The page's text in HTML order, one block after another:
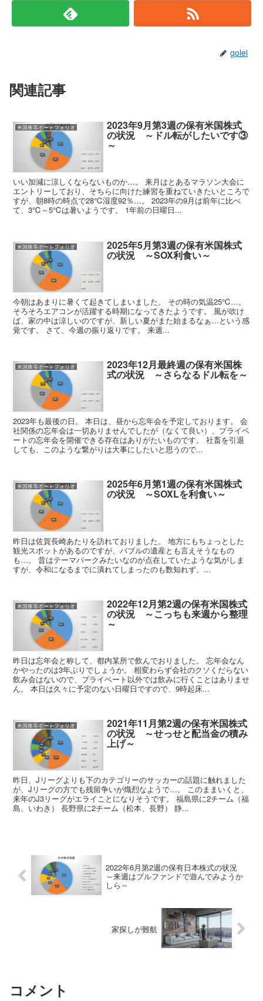
golei
関連記事
米国株等ポートフォリオ 2023年9月第3週の保有米国株式
の状況 ～ドル転がしたいです③
～
いい加減に涼しくならないものか…。 来月はとあるマラソン大会に
エントリーしており、そちらに向けた練習を重ねていきたいところで
すが、朝8時の時点で28℃湿度92％…。 2023年の9月は前年に比べ
て、3℃～5℃は暑いようです。 1年前の日曜日...
米国株等ポートフォリオ 2025年5月第3週の保有米国株式
の状況 ～SOX利食い～
今朝はあまりに暑くて起きてしまいました。 その時の気温25℃…。
そろそろエアコンが活躍する時期になってきたようです。 風が吹け
ば、家の中は涼しいのですが、新しい夏がまた始まるなぁ…という感
覚です。 さて、今週の振り返りです。 来週...
米国株等ポートフォリオ 2023年12月最終週の保有米国株
式の状況 ～さらなるドル転を～
2023年も最後の日。 本日は、昼から忘年会を予定しております。 会
社関係の忘年会は一切ありませんでしたが（なくて良い）、プライベ
ートの忘年会を開催できる存在はありがたいものです。 社畜を引退
しても、このような繋がりは大事にしたいと思うので...
米国株等ポートフォリオ 2025年6月第1週の保有米国株式
の状況 ～SOXLを利食い～
昨日は佐賀長崎あたりを訪れておりました。 地方にもちょっとした
観光スポットがあるのですが、バブルの遺産とも言えそうなもの
も…。 昔はテーマパークみたいなのが点在していたような気がしま
すが、令和になるまでに潰れてしまったのも数知れず。...
米国株等ポートフォリオ 2022年12月第2週の保有米国株式
の状況 ～こっちも来週から整理
～
昨日は忘年会と称して、都内某所で飲んでおりました。 忘年会なん
かやったのは3年ぶりでしょうか。 相変わらず会社のクソくだらない
飲み会はないので、プライベート以外では飲みに行くことはありませ
ん。 本日は久々に予定のない日曜日ですので、9時起床...
米国株等ポートフォリオ 2021年11月第2週の保有米国株式
の状況 ～せっせと配当金の積み
上げ～
昨日、Jリーグよりも下のカテゴリーのサッカーの話題に触れました
が、Jリーグの方でも残留争いが熾烈なようで…。 このままいくと、
来年のJ3リーグがエライことになりそうです。 福島県に2チーム（福
島、いわき） 長野県に2チーム（松本、長野） 静...
2022年6月第2週の保有日本株式の状況
～来週はブルファンドで遊んでみようか
しら～
家探しが難航
コメント